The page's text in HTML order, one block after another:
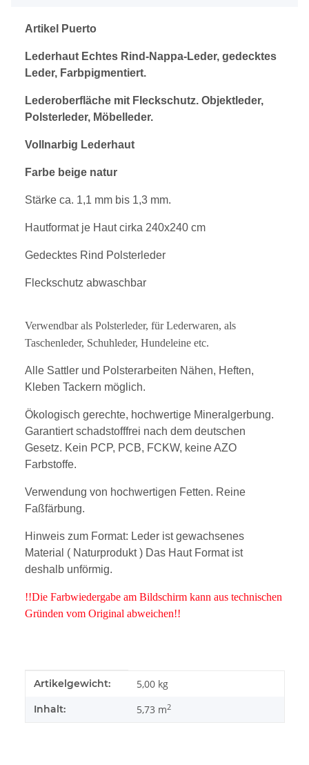
Artikel Puerto
Lederhaut Echtes Rind-Nappa-Leder, gedecktes
Leder, Farbpigmentiert.
Lederoberfläche mit Fleckschutz. Objektleder,
Polsterleder, Möbelleder.
Vollnarbig Lederhaut
Farbe beige natur
Stärke ca. 1,1 mm bis 1,3 mm.
Hautformat je Haut cirka 240x240 cm
Gedecktes Rind Polsterleder
Fleckschutz abwaschbar
Verwendbar als Polsterleder, für Lederwaren, als
Taschenleder, Schuhleder, Hundeleine etc.
Alle Sattler und Polsterarbeiten Nähen, Heften,
Kleben Tackern möglich.
Ökologisch gerechte, hochwertige Mineralgerbung.
Garantiert schadstofffrei nach dem deutschen
Gesetz. Kein PCP, PCB, FCKW, keine AZO
Farbstoffe.
Verwendung von hochwertigen Fetten. Reine
Faßfärbung.
Hinweis zum Format: Leder ist gewachsenes
Material ( Naturprodukt ) Das Haut Format ist
deshalb unförmig.
!!Die Farbwiedergabe am Bildschirm kann aus technischen
Gründen vom Original abweichen!!
Produkteigenschaft
Wert
Artikelgewicht: 5,00 kg
Inhalt: 5,73 m2